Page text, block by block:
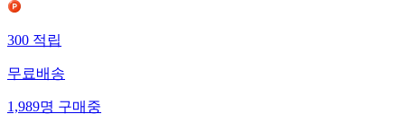
300적립
무료배송
1,989명구매중